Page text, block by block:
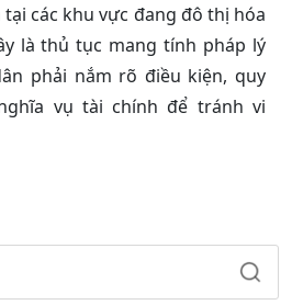
các khu vực đang đô thị hóa
là thủ tục mang tính pháp lý
phải nắm rõ điều kiện, quy
vụ tài chính để tránh vi